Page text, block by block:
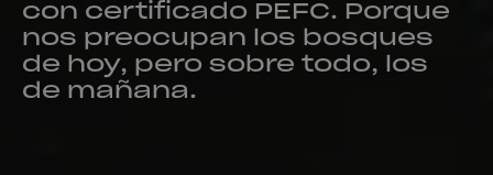
con certificado PEFC. Porque
nos preocupan los bosques
de hoy, pero sobre todo, los
de mañana.